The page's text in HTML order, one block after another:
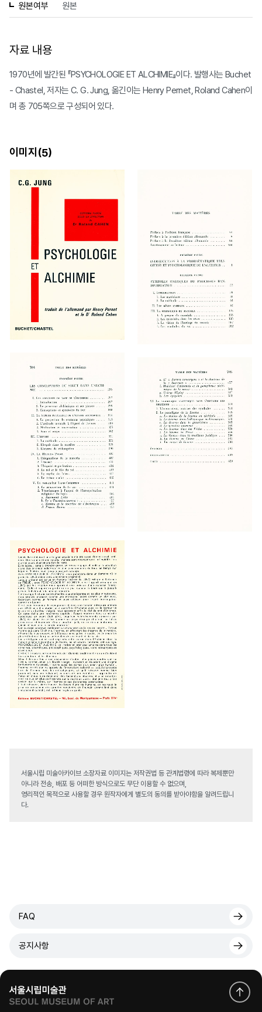
원본여부 원본
자료 내용
1970년에 발간된 『PSYCHOLOGIE ET ALCHIMIE』이다. 발행사는 Buchet
- Chastel, 저자는 C. G. Jung, 옮긴이는 Henry Pernet, Roland Cahen이
며 총 705쪽으로 구성되어 있다.
이미지(5)
서울시립 미술아카이브 소장자료 이미지는 저작권법 등 관계법령에 따라 복제뿐만
아니라 전송, 배포 등 어떠한 방식으로도 무단 이용할 수 없으며,
영리적인 목적으로 사용할 경우 원작자에게 별도의 동의를 받아야함을 알려드립니
다.
FAQ
공지사항